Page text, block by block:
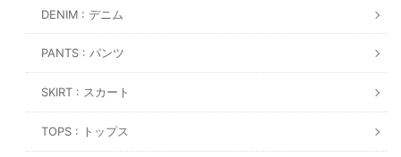
DENIM : デニム
PANTS : パンツ
SKIRT : スカート
TOPS : トップス